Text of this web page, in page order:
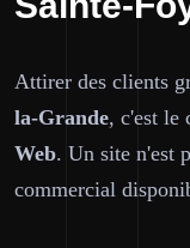
Attirer des clients
la-Grande, c'est le
Web. Un site n'est
commercial